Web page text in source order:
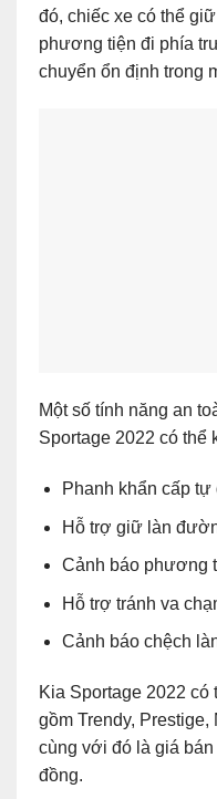
đó, chiếc xe có thể
phương tiện đi phía
chuyển ổn định trong
Một số tính năng an
Sportage 2022 có thể
Phanh khẩn cấp tự
Hỗ trợ giữ làn
Cảnh báo phương
Hỗ trợ tránh va
Cảnh báo chệch
Kia Sportage 2022 có
gồm Trendy,
cùng với đó là giá
đồng.